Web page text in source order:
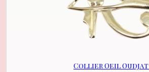
Collier Oeil